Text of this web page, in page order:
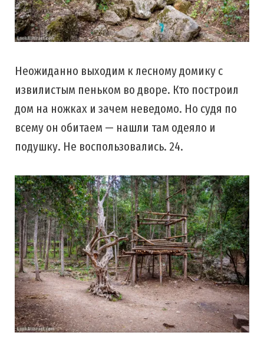
Неожиданно выходим к лесному домику с
извилистым пеньком во дворе. Кто построил
дом на ножках и зачем неведомо. Но судя по
всему он обитаем — нашли там одеяло и
подушку. Не воспользовались. 24.